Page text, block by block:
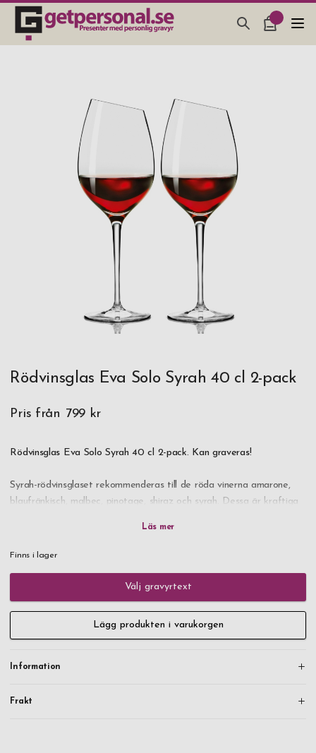
SMYCKEN & ACCESSOARER
PRESENTTIPS
BRÖLLOPSPRESENT 2026
STUDENTPRESENT 2026
Rödvinsglas Eva Solo Syrah 40 cl 2-pack
Pris från 799 kr
Rödvinsglas Eva Solo Syrah 40 cl 2-pack. Kan graveras!
Syrah-rödvinsglaset rekommenderas till de röda vinerna amarone,
blaufränkisch, malbec, pinotage, shiraz och syrah. Dessa är kraftiga
De bästa representanterna för denna smakgrupp kommer från
Syditalien är primitivo det främsta vinet och från Portugal är det
dão. Shiraz från Australien och zinfandel från Kalifornien är också
bra viner i samma grupp.
Finns i lager
Välj gravyrtext
Lägg produkten i varukorgen
Information
Frakt